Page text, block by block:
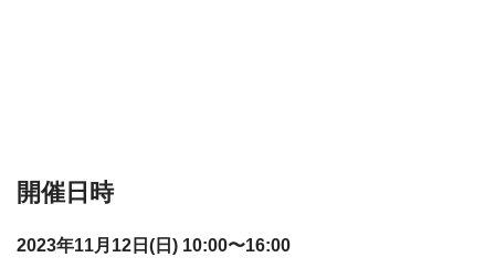
開催日時
2023年11月12日(日) 10:00〜16:00